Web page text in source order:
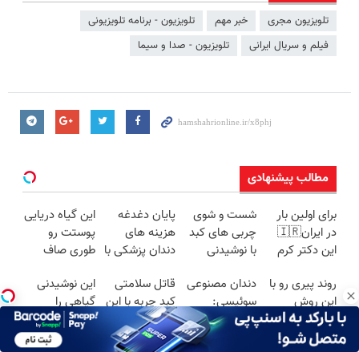
تلویزیون مجری خبر مهم
تلویزیون - برنامه تلویزیونی
فیلم و سریال ایرانی
تلویزیون - صدا و سیما
مطالب پیشنهادی
برای اولین بار
در ایران🇮🇷
این دکتر کرم
روزه ساخت!
شست و شوی
چربی های کبد
با نوشیدنی
پایان دغدغه
هزینه های
دندان پزشکی با
کننده خانگی
این گیاه دریایی
پوستت رو
طوری صاف
20سال جوون
شدی🔥
روند پیری رو با
این روش
گیاهی معکوس
کن
دندان مصنوعی
سوئیسی:
جدیدترین
فناوری اروپا،
قاتل سلامتی
کبد چربه با این
دمنوش گیاهی
کبدتو بیمه کن
این نوشیدنی
گیاهی را
بنوشید تا از
بیماری های